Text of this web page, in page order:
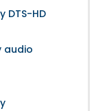
DTS-HD
audio